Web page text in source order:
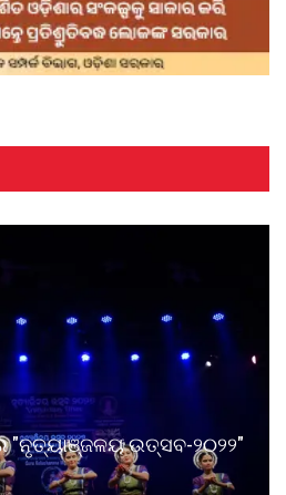
"ନୃତ୍ୟାଞ୍ଜଳୟ ଉତ୍ସବ-୨୦୨୨"